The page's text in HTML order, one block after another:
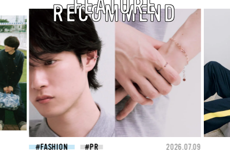
RECOMMEND
FEATURE
FASHION FASHION